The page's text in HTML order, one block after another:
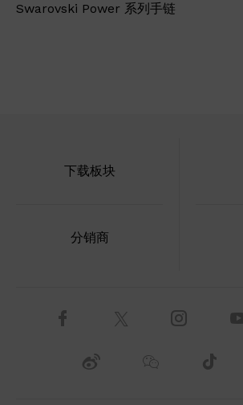
Swarovski Power 系列手链
下载板块
分销商